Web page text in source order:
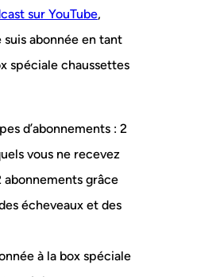
sur YouTube,
suis abonnée en tant
spéciale chaussettes
d’abonnements : 2
vous ne recevez
abonnements grâce
écheveaux et des
à la box spéciale